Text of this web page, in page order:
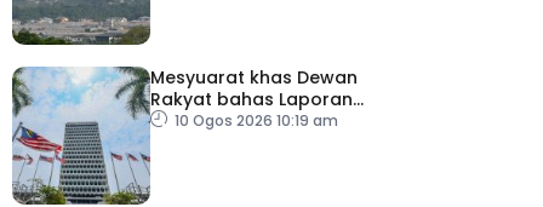
Mesyuarat khas Dewan
Rakyat bahas Laporan
RCI Tabung Haji, esok
10 Ogos 2026 10:19 am